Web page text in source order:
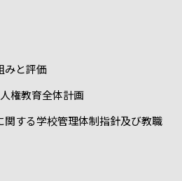
みと評価
権教育全体計画
関する学校管理体制指針及び教職